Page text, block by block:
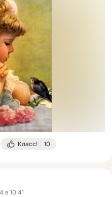
Класс! 10
в 10:41